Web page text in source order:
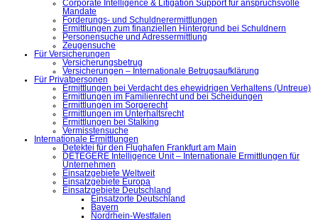
Corporate Intelligence & Litigation Support für anspruchsvolle
Mandate
Forderungs- und Schuldnerermittlungen
Ermittlungen zum finanziellen Hintergrund bei Schuldnern
Personensuche und Adressermittlung
Zeugensuche
Für Versicherungen
Versicherungsbetrug
Versicherungen – Internationale Betrugsaufklärung
Für Privatpersonen
Ermittlungen bei Verdacht des ehewidrigen Verhaltens (Untreue)
Ermittlungen im Familienrecht und bei Scheidungen
Ermittlungen im Sorgerecht
Ermittlungen im Unterhaltsrecht
Ermittlungen bei Stalking
Vermisstensuche
Internationale Ermittlungen
Detektei für den Flughafen Frankfurt am Main
DETEGERE Intelligence Unit – Internationale Ermittlungen für
Unternehmen
Einsatzgebiete Weltweit
Einsatzgebiete Europa
Einsatzgebiete Deutschland
Einsatzorte Deutschland
Bayern
Nordrhein-Westfalen